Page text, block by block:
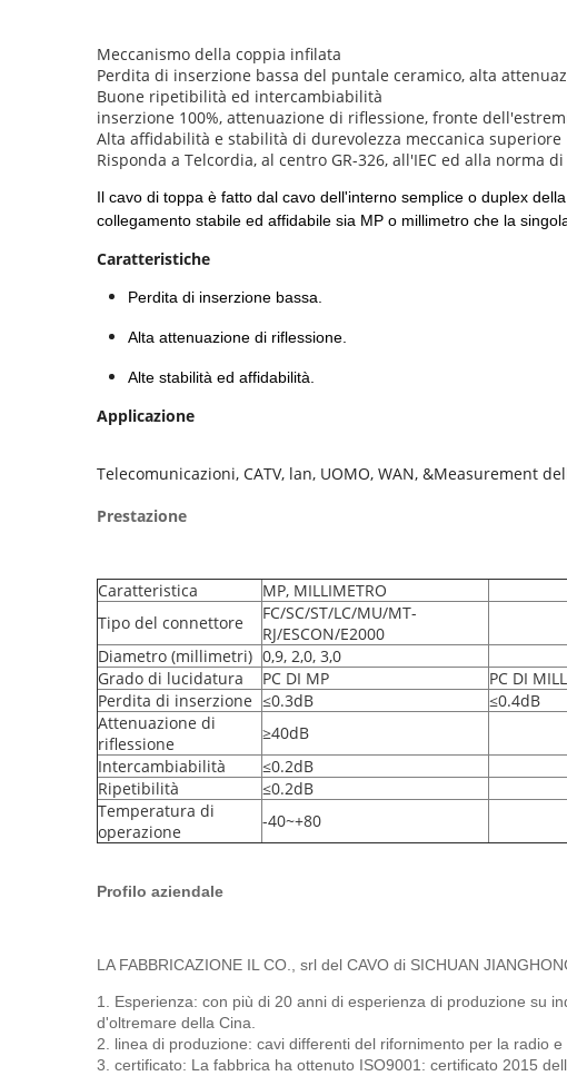
Meccanismo della coppia infilata
Perdita di inserzione bassa del puntale ceramico, alta
Buone ripetibilità ed intercambiabilità
inserzione 100%, attenuazione di riflessione, fronte
Alta affidabilità e stabilità di durevolezza meccanica superiore
Risponda a Telcordia, al centro GR-326, all'IEC ed alla norma di
Il cavo di toppa è fatto dal cavo dell'interno semplice o duplex
collegamento stabile ed affidabile sia MP o millimetro che la
Caratteristiche
Perdita di inserzione bassa.
Alta attenuazione di riflessione.
Alte stabilità ed affidabilità.
Applicazione
Telecomunicazioni, CATV, lan, UOMO, WAN, &Measurement
Prestazione
Caratteristica
MP, MILLIMETRO
Tipo del connettore
FC/SC/ST/LC/MU/MT-
RJ/ESCON/E2000
Diametro (millimetri) 0,9, 2,0, 3,0
Grado di lucidatura
PC DI MP PC DI
Perdita di inserzione ≤0.3dB ≤0.4dB
Attenuazione di
riflessione
≥40dB
Intercambiabilità
≤0.2dB
Ripetibilità
≤0.2dB
Temperatura di
operazione
-40~+80
Profilo aziendale
LA FABBRICAZIONE IL CO., srl del CAVO di SICHUAN
1. Esperienza: con più di 20 anni di esperienza di produzione su
d'oltremare della Cina.
2. linea di produzione: cavi differenti del rifornimento per la radio
3. certificato: La fabbrica ha ottenuto ISO9001: certificato 2015